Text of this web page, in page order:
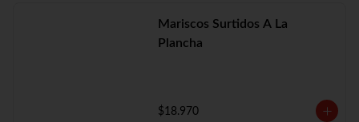
Mariscos Surtidos A La
Plancha
$18.970